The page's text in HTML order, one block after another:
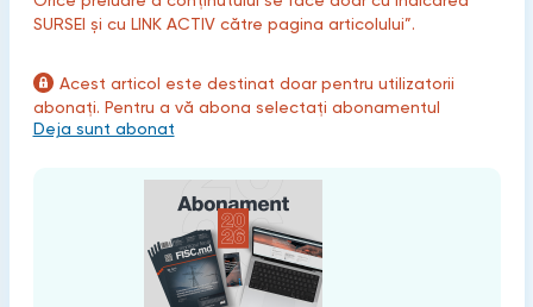
SURSEI și cu LINK ACTIV către pagina articolului”.
Acest articol este destinat doar pentru utilizatorii
abonați. Pentru a vă abona selectați abonamentul
Deja sunt abonat